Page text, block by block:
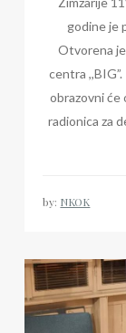
godine je
Otvorena
centra
obrazovni će
radionica za
by: NKOK